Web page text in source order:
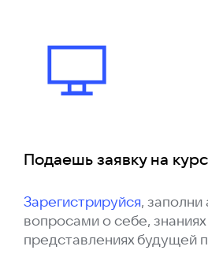
Подаешь заявку на курс
Зарегистрируйся, заполни
вопросами о себе,
представлениях будущей